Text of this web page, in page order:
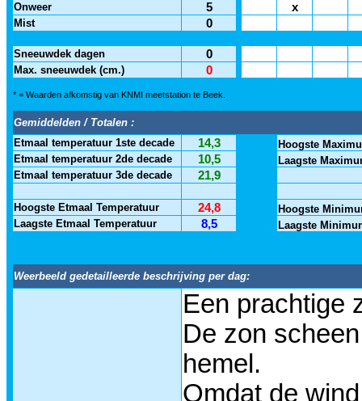
Onweer 5 x
Mist 0
Sneeuwdek dagen 0
Max. sneeuwdek (cm.) 0
* = Waarden afkomstig van KNMI meetstation te Beek.
Gemiddelden / Totalen :
Etmaal temperatuur 1ste decade
14,3
Hoogste
Etmaal temperatuur 2de decade
10,5
Laagste
Etmaal temperatuur 3de decade
21,9
Hoogste Etmaal Temperatuur 24,8
Hoogste
Laagste Etmaal Temperatuur
8,5 Laagste
Weerbeeld gedetailleerde beschrijving per dag:
Een prachtige
De zon
hemel.
Omdat de